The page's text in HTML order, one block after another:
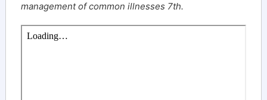
management of common illnesses 7th.